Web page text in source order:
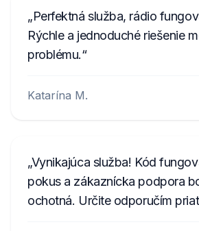
Perfektná služba, rádio
Rýchle a jednoduché riešenie
problému.
Katarína M.
Vynikajúca služba! Kód
pokus a zákaznícka podpora
ochotná. Určite odporučím